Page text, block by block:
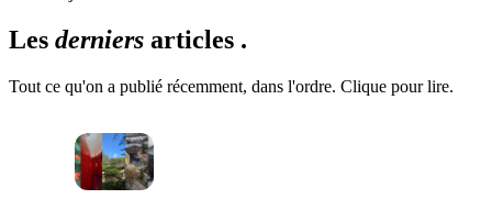
Les derniers articles .
Tout ce qu'on a publié récemment, dans l'ordre. Clique pour lire.